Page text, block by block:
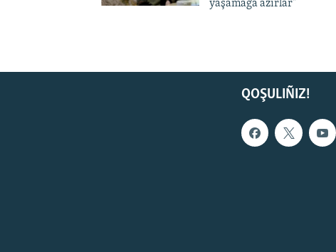
yaşamağa azırlar"
QOŞULIÑIZ!